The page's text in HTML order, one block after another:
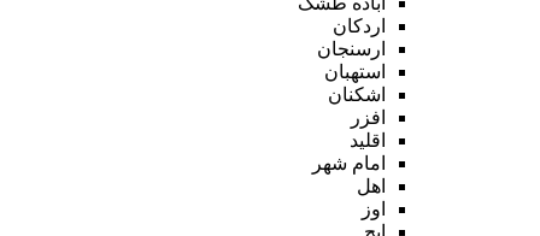
اردکان
ارسنجان
استهبان
اشکنان
افزر
اقلید
امام شهر
اهل
اوز
ایج